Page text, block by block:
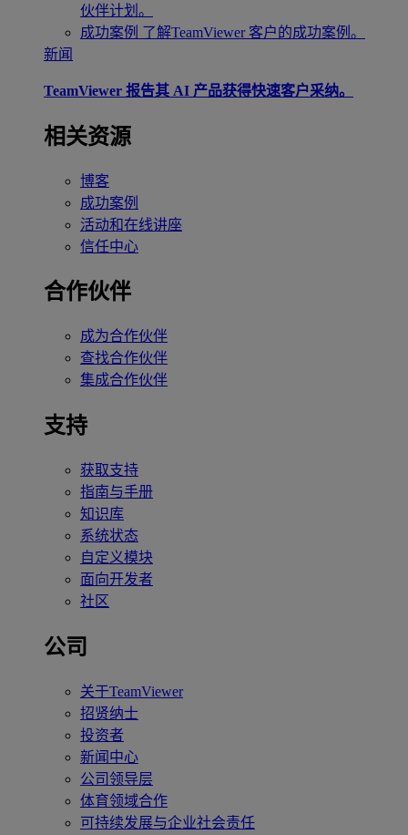
伙伴计划。
成功案例 了解TeamViewer 客户的成功案例。
新闻
TeamViewer 报告其 AI 产品获得快速客户采纳。
相关资源
博客
成功案例
活动和在线讲座
信任中心
合作伙伴
成为合作伙伴
查找合作伙伴
集成合作伙伴
支持
获取支持
指南与手册
知识库
系统状态
自定义模块
面向开发者
社区
公司
关于TeamViewer
招贤纳士
投资者
新闻中心
公司领导层
体育领域合作
可持续发展与企业社会责任